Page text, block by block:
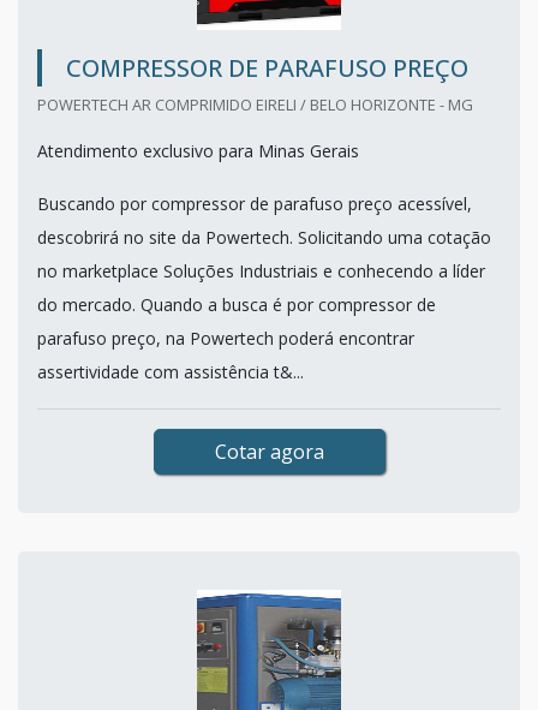
COMPRESSOR DE PARAFUSO PREÇO
POWERTECH AR COMPRIMIDO EIRELI / BELO HORIZONTE - MG
Atendimento exclusivo para Minas Gerais
Buscando por compressor de parafuso preço acessível,
descobrirá no site da Powertech. Solicitando uma cotação
no marketplace Soluções Industriais e conhecendo a líder
do mercado. Quando a busca é por compressor de
parafuso preço, na Powertech poderá encontrar
assertividade com assistência t&...
Cotar agora